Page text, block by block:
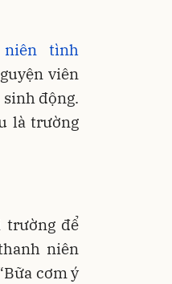
tình
viên
động.
là trường
trường để
niên
cơm ý